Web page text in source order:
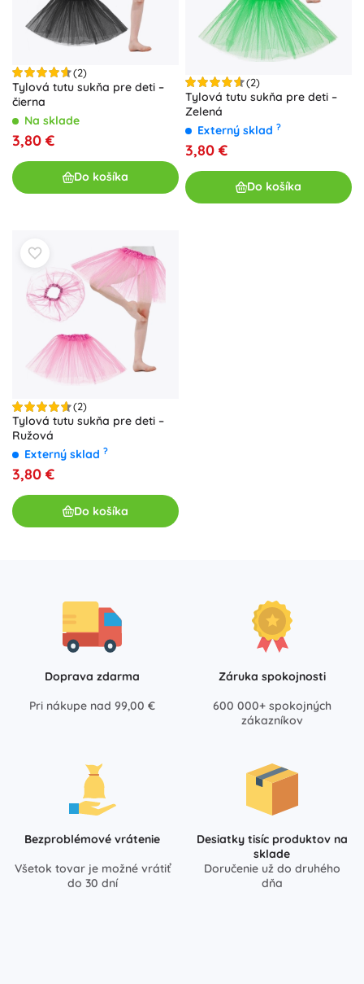
pančuchami, takže vytvoríte
praktické,univerzálneoutfity
do škôlky aj školy, na oslavy, fotenie aj prázdniny s
jednoduchou údržboua dlhotrvajúcim komfortom.
(2)
Tylová tutu sukňa pre deti –
čierna
Na sklade
3,80 €
Do košíka
(2)
Tylová tutu sukňa pre deti –
Zelená
Externý sklad ?
3,80 €
Do košíka
(2)
Tylová tutu sukňa pre deti –
Ružová
Externý sklad ?
3,80 €
Do košíka
Doprava zdarma
Pri nákupe nad 99,00 €
Záruka spokojnosti
600 000+ spokojných
zákazníkov
Bezproblémové vrátenie
Všetok tovar je možné vrátiť
do 30 dní
Desiatky tisíc produktov na
sklade
Doručenie už do druhého
dňa